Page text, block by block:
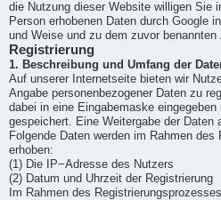
die Nutzung dieser Website willigen Sie
Person erhobenen Daten durch Google
und Weise und zu dem zuvor benannten
Registrierung
1. Beschreibung und Umfang der
Auf unserer Internetseite bieten wir
Angabe personenbezogener Daten zu
dabei in eine Eingabemaske
gespeichert. Eine Weitergabe der Daten
Folgende Daten werden im Rahmen des
erhoben:
(1) Die IP−Adresse des Nutzers
(2) Datum und Uhrzeit der Registrierung
Im Rahmen des